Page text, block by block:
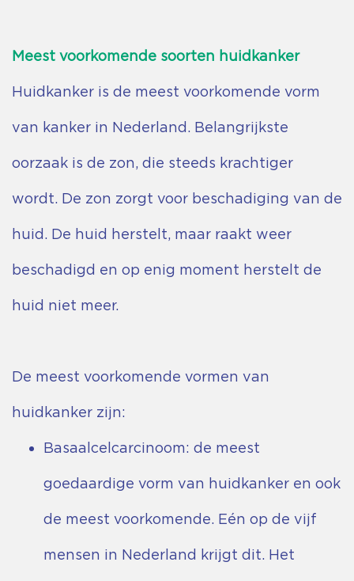
Meest voorkomende soorten huidkanker
Huidkanker is de meest voorkomende vorm
van kanker in Nederland. Belangrijkste
oorzaak is de zon, die steeds krachtiger
wordt. De zon zorgt voor beschadiging van de
huid. De huid herstelt, maar raakt weer
beschadigd en op enig moment herstelt de
huid niet meer.
De meest voorkomende vormen van
huidkanker zijn:
Basaalcelcarcinoom: de meest
goedaardige vorm van huidkanker en ook
de meest voorkomende. Eén op de vijf
mensen in Nederland krijgt dit. Het